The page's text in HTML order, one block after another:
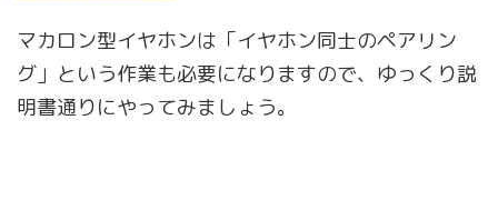
マカロン型イヤホンは「イヤホン同士のペアリン
グ」という作業も必要になりますので、ゆっくり説
明書通りにやってみましょう。